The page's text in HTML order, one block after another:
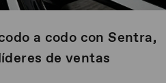
a codo con Sentra,
de ventas